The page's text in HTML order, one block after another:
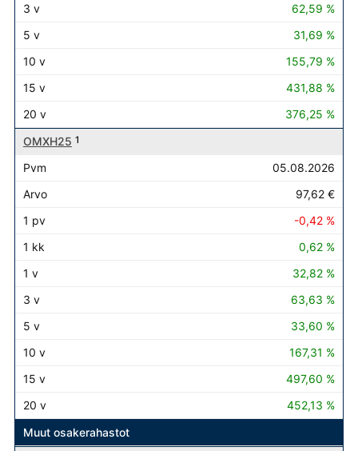
62,59 %
31,69 %
155,79 %
431,88 %
376,25 %
OMXH25 1
05.08.2026
97,62 €
-0,42 %
0,62 %
32,82 %
63,63 %
33,60 %
167,31 %
497,60 %
452,13 %
Muut osakerahastot